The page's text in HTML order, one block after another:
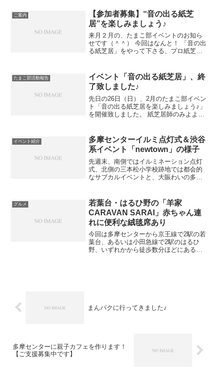
ドにもカフェコーナーありますね。 駅を
出て大通りに出る...
ご案内
【参加者募集】“音の出る紙芝
居”を楽しみましょう♪
来月２月の、たまこ部イベントのお知ら
せです（＾＾） 今回はなんと！ 「音の出
る紙芝居」をやって下さる、プロ紙芝居
芝居に、効果音や音楽が加わるもので
す。 そのため、読み...
たまこ部活動報告
イベント「音の出る紙芝居」、終
了致しました♪
先日の26日（日）、2月のたまこ部イベン
ト「音の出る紙芝居を楽しみましょう♪」
を開催致しました。 紙芝居師のみよよさ
音響さん、写真に入っていませんが、本
格機材とともに...
イベント紹介
多摩センターイルミ点灯式＆渋谷
系イベント「newtown」の様子
先週末、南側ではイルミネーション点灯
式、北側の三本松小学校跡地では都会的
なサブカルイベントと、大賑わいの多摩
のみですみませんでした。 来年に備え
（？！）写真などご紹...
グルメ
若葉台・はるひ野の「羊家
CARAVAN SARAI」赤ちゃん連
れに便利な絨毯席あり
今回は多摩センターから京王線で2駅の若
葉台、あるいは小田急線で2駅のはるひ
野、いずれかから徒歩数分ほどにあるレ
まんパクに行ってきました♪
多摩センターに親子カフェを作ります！
【ご支援募集中です】